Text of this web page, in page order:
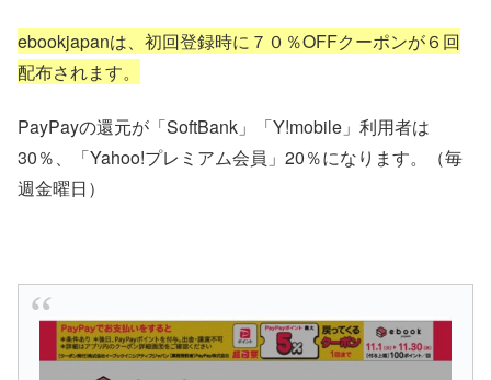
ebookjapanは、初回登録時に７０％OFFクーポンが６回
配布されます。
PayPayの還元が「SoftBank」「Y!mobile」利用者は
30％、「Yahoo!プレミアム会員」20％になります。（毎
週金曜日）